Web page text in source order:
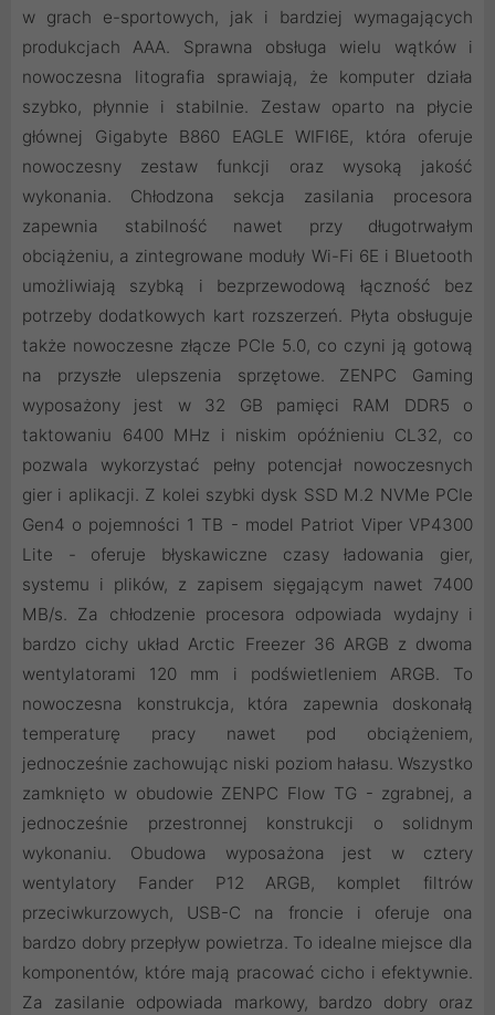
w grach e-sportowych, jak i bardziej wymagających
produkcjach AAA. Sprawna obsługa wielu wątków i
nowoczesna litografia sprawiają, że komputer działa
szybko, płynnie i stabilnie. Zestaw oparto na płycie
głównej Gigabyte B860 EAGLE WIFI6E, która oferuje
nowoczesny zestaw funkcji oraz wysoką jakość
wykonania. Chłodzona sekcja zasilania procesora
zapewnia stabilność nawet przy długotrwałym
obciążeniu, a zintegrowane moduły Wi-Fi 6E i Bluetooth
umożliwiają szybką i bezprzewodową łączność bez
potrzeby dodatkowych kart rozszerzeń. Płyta obsługuje
także nowoczesne złącze PCIe 5.0, co czyni ją gotową
na przyszłe ulepszenia sprzętowe. ZENPC Gaming
wyposażony jest w 32 GB pamięci RAM DDR5 o
taktowaniu 6400 MHz i niskim opóźnieniu CL32, co
pozwala wykorzystać pełny potencjał nowoczesnych
gier i aplikacji. Z kolei szybki dysk SSD M.2 NVMe PCIe
Gen4 o pojemności 1 TB - model Patriot Viper VP4300
Lite - oferuje błyskawiczne czasy ładowania gier,
systemu i plików, z zapisem sięgającym nawet 7400
MB/s. Za chłodzenie procesora odpowiada wydajny i
bardzo cichy układ Arctic Freezer 36 ARGB z dwoma
wentylatorami 120 mm i podświetleniem ARGB. To
nowoczesna konstrukcja, która zapewnia doskonałą
temperaturę pracy nawet pod obciążeniem,
jednocześnie zachowując niski poziom hałasu. Wszystko
zamknięto w obudowie ZENPC Flow TG - zgrabnej, a
jednocześnie przestronnej konstrukcji o solidnym
wykonaniu. Obudowa wyposażona jest w cztery
wentylatory Fander P12 ARGB, komplet filtrów
przeciwkurzowych, USB-C na froncie i oferuje ona
bardzo dobry przepływ powietrza. To idealne miejsce dla
komponentów, które mają pracować cicho i efektywnie.
Za zasilanie odpowiada markowy, bardzo dobry oraz